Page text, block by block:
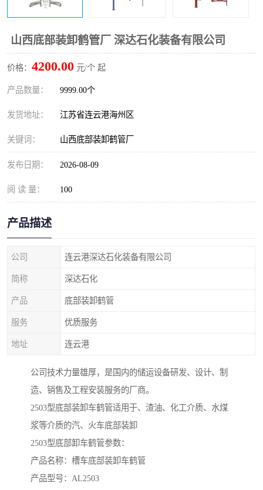
山西底部装卸鹤管厂 深达石化装备有限公司
价格： 4200.00 元/个 起
产品数量： 9999.00个
发货地址： 江苏省连云港海州区
关键词： 山西底部装卸鹤管厂
发布日期： 2026-08-09
阅 读 量： 100
产品描述
公司 连云港深达石化装备有限公司
简称 深达石化
产品 底部装卸鹤管
服务 优质服务
地址 连云港
公司技术力量雄厚，是国内的储运设备研发、设计、制
造、销售及工程安装服务的厂商。
2503型底部装卸车鹤管适用于、渣油、化工介质、水煤
浆等介质的汽、火车底部装卸
2503型底部卸车鹤管参数：
产品名称：槽车底部装卸车鹤管
产品型号：AL2503